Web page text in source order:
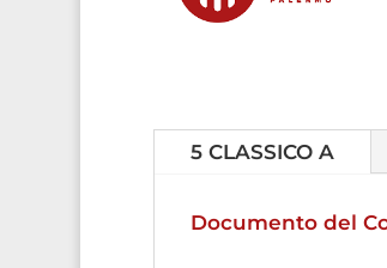
5 CLASSICO A
Documento del